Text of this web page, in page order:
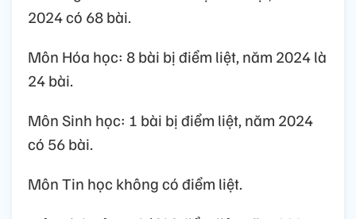
2024 có 68 bài.
Môn Hóa học: 8 bài bị điểm liệt, năm 2024 là
24 bài.
Môn Sinh học: 1 bài bị điểm liệt, năm 2024
có 56 bài.
Môn Tin học không có điểm liệt.